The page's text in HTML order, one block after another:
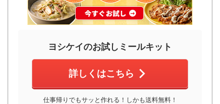
ヨシケイのお試しミールキット
詳しくはこちら
仕事帰りでもサッと作れる！しかも送料無料！